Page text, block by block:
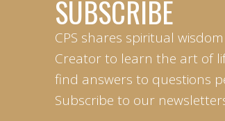
SUBSCRIBE
CPS shares spiritual
Creator to learn the art of
find answers to questions
Subscribe to our